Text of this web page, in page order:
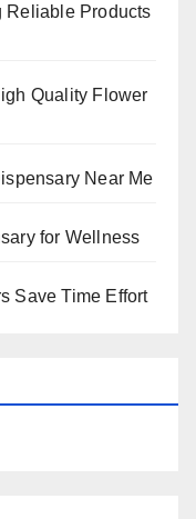
Reliable Products
Quality Flower
Near Me
for Wellness
Save Time Effort